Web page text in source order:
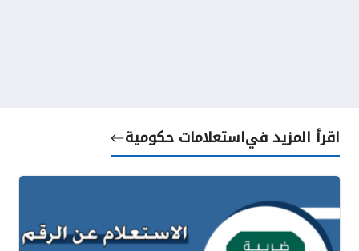
اقرأ المزيد فياستعلامات حكومية